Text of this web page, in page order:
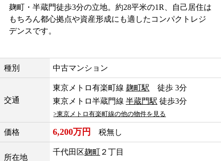
麹町・半蔵門徒歩3分の立地。約28平米の1R、自己居住は
もちろん都心拠点や資産形成にも適したコンパクトレジ
デンスです。
種別 中古マンション
交通
東京メトロ有楽町線 麹町駅 徒歩 3分
東京メトロ半蔵門線 半蔵門駅 徒歩3分
>東京メトロ有楽町線の他の物件を見る
価格 6,200万円 税無し
所在地
千代田区麹町 ２丁目